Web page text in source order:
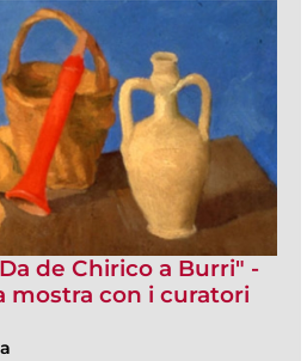
de Chirico a Burri" -
mostra con i curatori